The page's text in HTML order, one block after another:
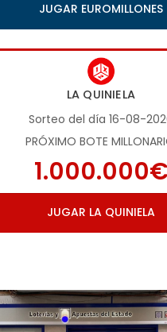
JUGAR EUROMILLONES
LA QUINIELA
Sorteo del día 16-08-
PRÓXIMO BOTE
JUGAR LA QUINIELA